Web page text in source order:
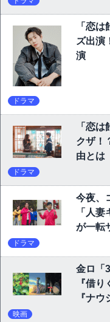
「恋
ズ出演
演
ドラマ
「恋
クザ！
由とは
ドラマ
今夜、
「人
が一転
ドラマ
金ロ「
『借
『ナ
映画